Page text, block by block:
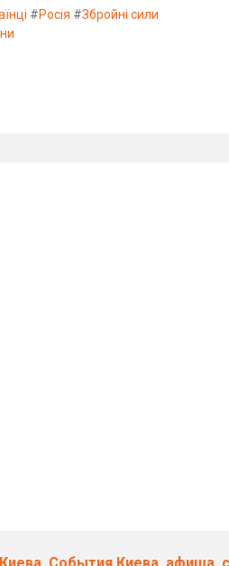
#Росія #Збройні сили